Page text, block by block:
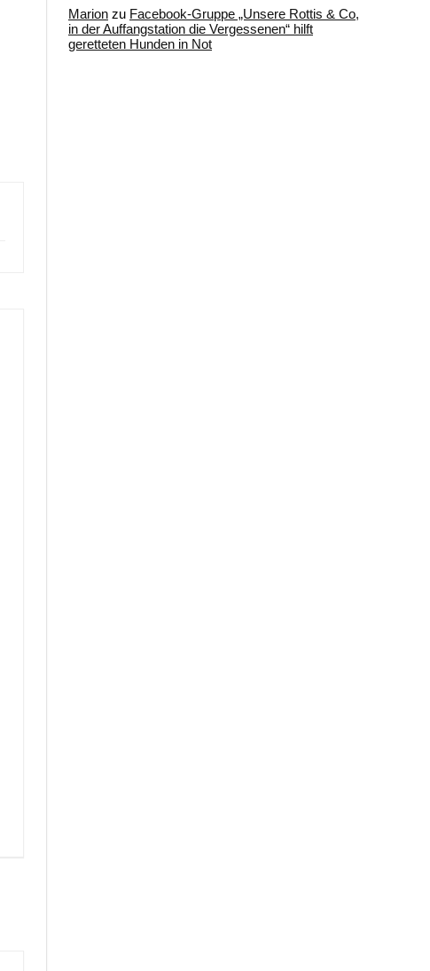
Marion zu Facebook-Gruppe „Unsere Rottis & Co,
in der Auffangstation die Vergessenen“ hilft
geretteten Hunden in Not